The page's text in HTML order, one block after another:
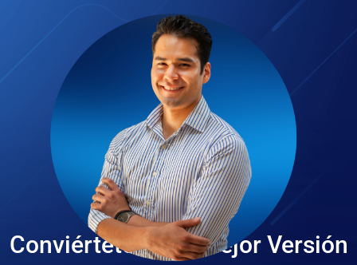
Conviértete en tu Mejor Versión